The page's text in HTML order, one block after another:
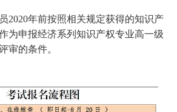
2020年前按照相关规定获得的知识产
为申报经济系列知识产权专业高一级
审的条件。